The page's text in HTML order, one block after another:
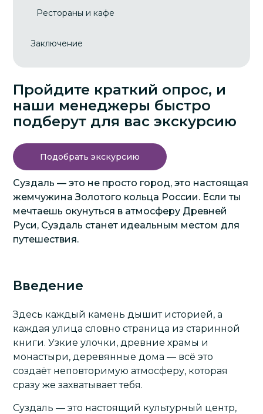
Пройдите краткий опрос, и
наши менеджеры быстро
подберут для вас экскурсию
Подобрать экскурсию
Суздаль — это не просто город, это настоящая
жемчужина Золотого кольца России. Если ты
мечтаешь окунуться в атмосферу Древней
Руси, Суздаль станет идеальным местом для
путешествия.
Введение
Здесь каждый камень дышит историей, а
каждая улица словно страница из старинной
книги. Узкие улочки, древние храмы и
монастыри, деревянные дома — всё это
создаёт неповторимую атмосферу, которая
сразу же захватывает тебя.
Суздаль — это настоящий культурный центр,
Рестораны и кафе
Заключение